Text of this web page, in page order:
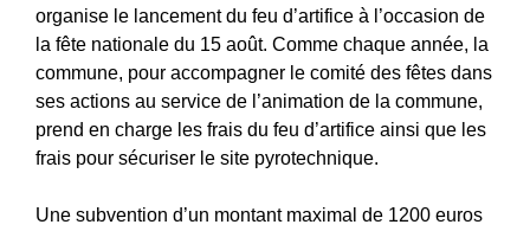
organise le lancement du feu d’artifice à l’occasion de
la fête nationale du 15 août. Comme chaque année, la
commune, pour accompagner le comité des fêtes dans
ses actions au service de l’animation de la commune,
prend en charge les frais du feu d’artifice ainsi que les
frais pour sécuriser le site pyrotechnique.
Une subvention d’un montant maximal de 1200 euros